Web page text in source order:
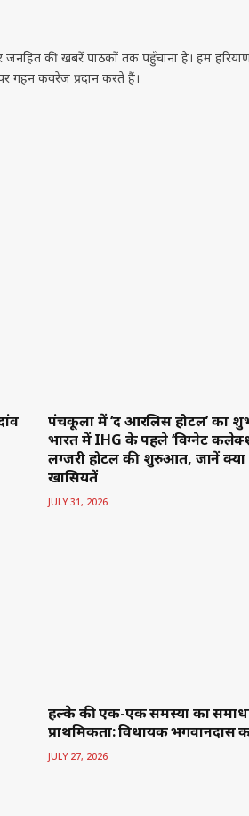
जनहित की खबरें पाठकों तक पहुँचाना है। हम
पर गहन कवरेज प्रदान करते हैं।
पंचकूला में ‘द आरलिस होटल’ का
भारत में IHG के पहले ‘विग्नेट
लग्जरी होटल की शुरुआत, जानें क्या
खासियतें
JULY 31, 2026
हल्के की एक-एक समस्या का
प्राथमिकता: विधायक भगवानदास
JULY 27, 2026